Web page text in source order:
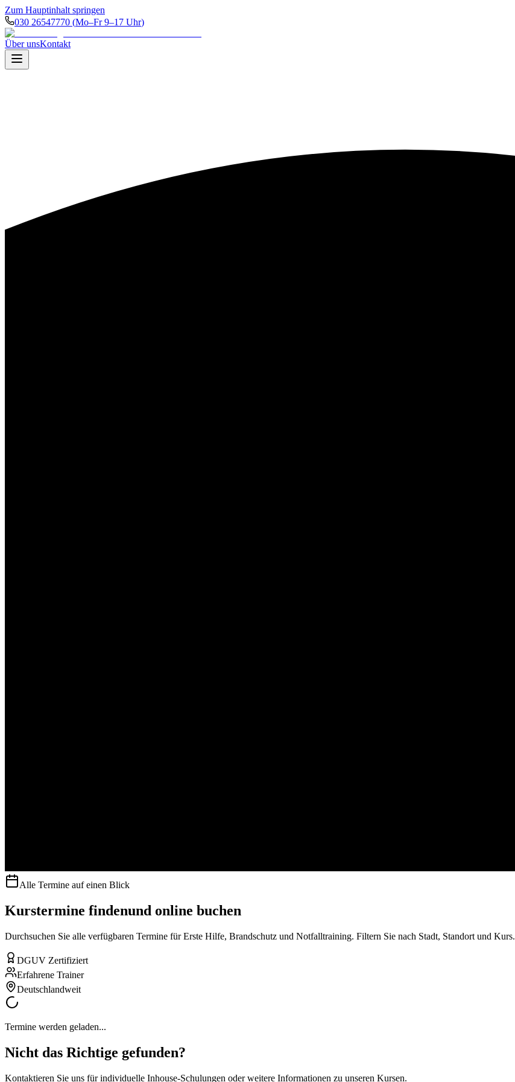
Zum Hauptinhalt springen
030 26547770 (Mo–Fr 9–17 Uhr)
Über unsKontakt
Alle Termine auf einen Blick
Kurstermine findenund online buchen
Durchsuchen Sie alle verfügbaren Termine für Erste Hilfe, Brandschutz und Notfalltraining. Filtern Sie nach Stadt, Standort und Kurs.
DGUV Zertifiziert
Erfahrene Trainer
Deutschlandweit
Termine werden geladen...
Nicht das Richtige gefunden?
Kontaktieren Sie uns für individuelle Inhouse-Schulungen oder weitere Informationen zu unseren Kursen.